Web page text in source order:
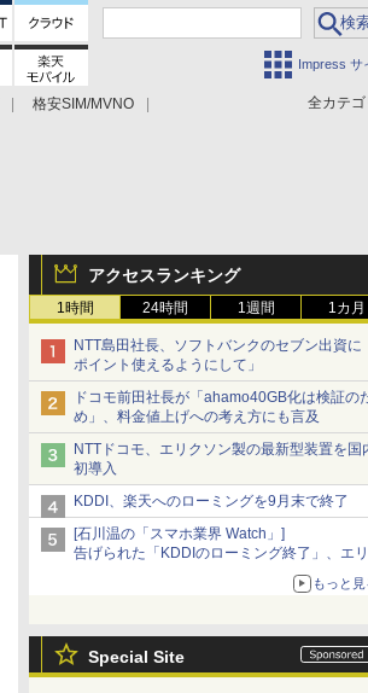
Impress サ
全カテゴ
格安SIM/MVNO
アクセスランキング
1時間 24時間 1週間 1カ月
NTT島田社長、ソフトバンクのセブン出資に
ポイント使えるようにして」
ドコモ前田社長が「ahamo40GB化は検証の
め」、料金値上げへの考え方にも言及
NTTドコモ、エリクソン製の最新型装置を国
初導入
KDDI、楽天へのローミングを9月末で終了
[石川温の「スマホ業界 Watch」]
告げられた「KDDIのローミング終了」、エ
マップの落とし穴と楽天モバイルの課題
もっと見
Special Site